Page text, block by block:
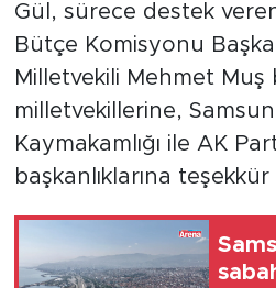
Gül, sürece destek
Bütçe Komisyonu
Milletvekili Mehmet
milletvekillerine,
Kaymakamlığı ile AK
başkanlıklarına